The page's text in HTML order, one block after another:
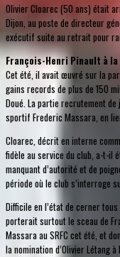
Olivier Cloarec (50 ans) était
Dijon, au poste de directeur
exécutif suite au retrait pour
François-Henri Pinault à
Cet été, il avait œuvré sur la
gains records de plus de 150
Doué. La partie recrutement
sportif Frederic Massara, en
Cloarec, décrit en interne
fidèle au service du club, a-t-il
manquant d’autorité et de
période où le club s’interroge
Difficile en l’état de cerner
porterait surtout le sceau de
Massara au SRFC cet été, et
la nomination d’Olivier Létang à